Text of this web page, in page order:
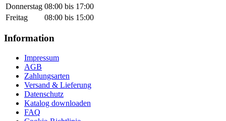
Donnerstag 08:00 bis 17:00
Freitag
08:00 bis 15:00
Information
Impressum
AGB
Zahlungsarten
Versand & Lieferung
Datenschutz
Katalog downloaden
FAQ